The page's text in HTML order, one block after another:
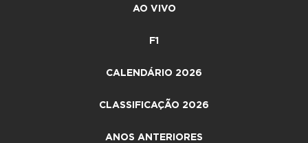
AO VIVO
F1
CALENDÁRIO 2026
CLASSIFICAÇÃO 2026
ANOS ANTERIORES